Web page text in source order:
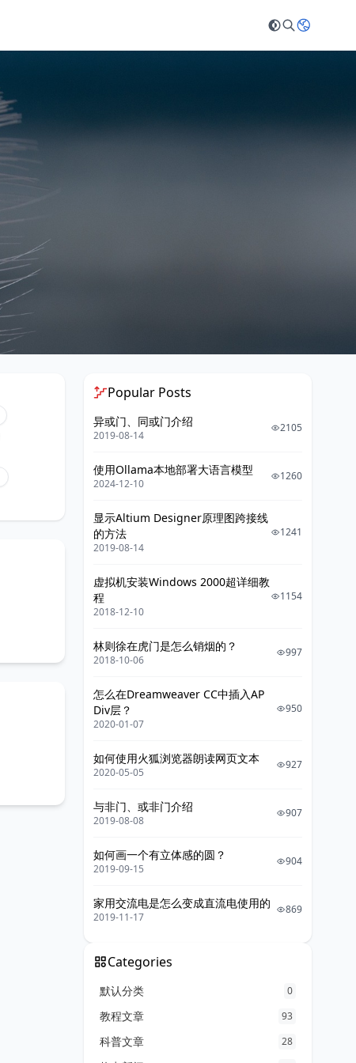
Popular Posts
异或门、同或门介绍
2019-08-14
2105
使用Ollama本地部署大语言模型
2024-12-10
1260
显示Altium Designer原理图跨接线
的方法
2019-08-14
1241
虚拟机安装Windows 2000超详细教
程
2018-12-10
1154
林则徐在虎门是怎么销烟的？
2018-10-06
997
怎么在Dreamweaver CC中插入AP
Div层？
2020-01-07
950
如何使用火狐浏览器朗读网页文本
2020-05-05
927
与非门、或非门介绍
2019-08-08
907
如何画一个有立体感的圆？
2019-09-15
904
家用交流电是怎么变成直流电使用的
2019-11-17
869
Categories
默认分类 0
教程文章 93
科普文章 28